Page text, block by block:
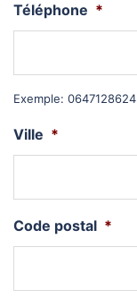
Téléphone *
Exemple: 0647128624
Ville *
Code postal *